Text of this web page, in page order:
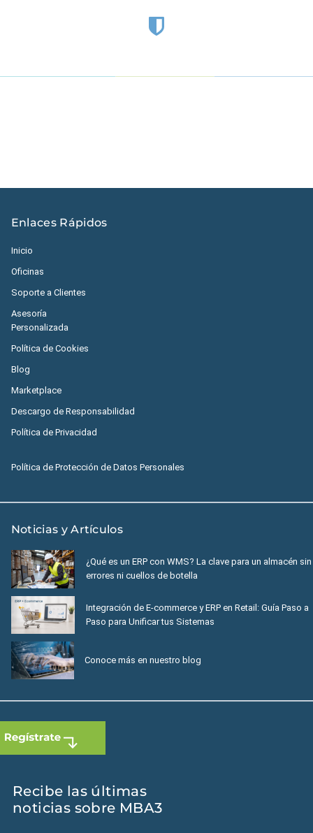
Enlaces Rápidos
Inicio
Oficinas
Soporte a Clientes
Asesoría
Personalizada
Política de Cookies
Blog
Marketplace
Descargo de Responsabilidad
Política de Privacidad
Política de Protección de Datos Personales
Noticias y Artículos
¿Qué es un ERP con WMS? La clave para un almacén sin
errores ni cuellos de botella
Integración de E-commerce y ERP en Retail: Guía Paso a
Paso para Unificar tus Sistemas
Conoce más en nuestro blog
Recibe las últimas
noticias sobre MBA3